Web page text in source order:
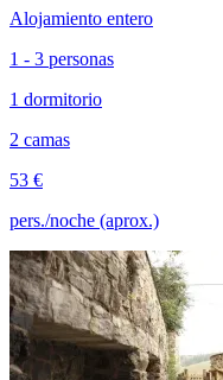
Alojamiento entero
1 - 3 personas
1 dormitorio
2 camas
53 €
pers./noche (aprox.)